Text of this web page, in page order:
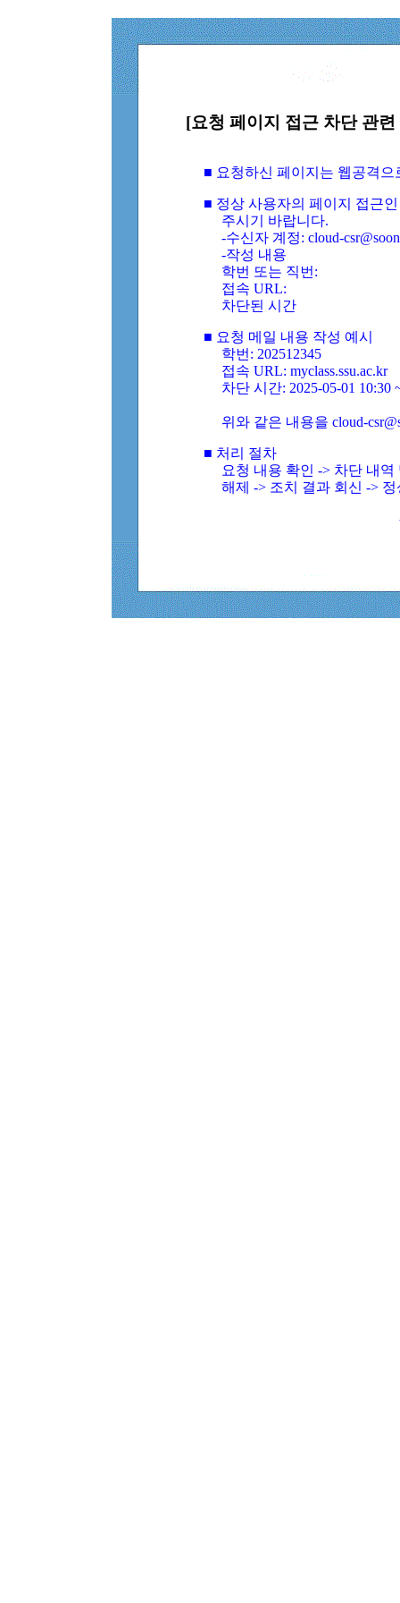
[요청 페이지 접근 차단 관
■ 요청하신 페이지는 웹공격
■ 정상 사용자의 페이지 접근
주시기 바랍니다.
-수신자 계정: cloud-
-작성 내용
학번 또는 직번:
접속 URL:
차단된 시간
■ 요청 메일 내용 작성 예시
학번: 202512345
접속 URL: myclass.ssu.ac.kr
차단 시간: 2025-05-01 10:30
위와 같은 내용을 cloud-
■ 처리 절차
요청 내용 확인 -> 차단 내
해제 -> 조치 결과 회신 ->